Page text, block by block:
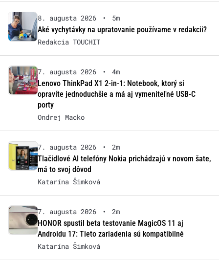
8. augusta 2026 •
5m
Aké vychytávky na upratovanie používame v redakcii?
Redakcia TOUCHIT
7. augusta 2026 •
4m
Lenovo ThinkPad X1 2-in-1: Notebook, ktorý si
opravíte jednoduchšie a má aj vymeniteľné USB-C
porty
Ondrej Macko
7. augusta 2026 •
2m
Tlačidlové AI telefóny Nokia prichádzajú v novom šate,
má to svoj dôvod
Katarína Šimková
7. augusta 2026 •
2m
HONOR spustil beta testovanie MagicOS 11 aj
Androidu 17: Tieto zariadenia sú kompatibilné
Katarína Šimková